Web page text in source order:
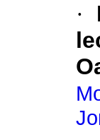
·